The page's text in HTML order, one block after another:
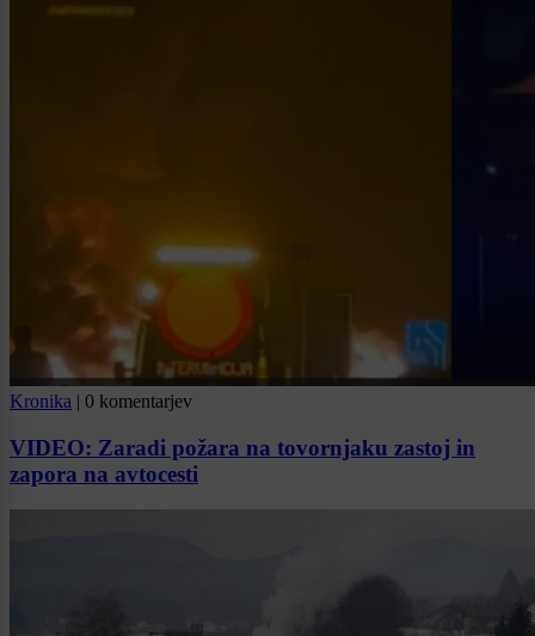
Kronika | 0 komentarjev
VIDEO: Zaradi požara na tovornjaku zastoj in
zapora na avtocesti